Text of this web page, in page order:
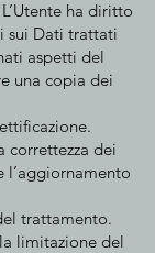
ha diritto
sui Dati trattati
aspetti del
una copia dei
correttezza dei
l’aggiornamento
trattamento.
limitazione del